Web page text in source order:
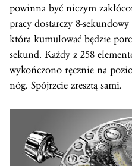
powinna być niczym
pracy dostarczy 8-
która kumulować będzie
sekund. Każdy z 258
wykończono ręcznie na
nóg. Spójrzcie zresztą sami.